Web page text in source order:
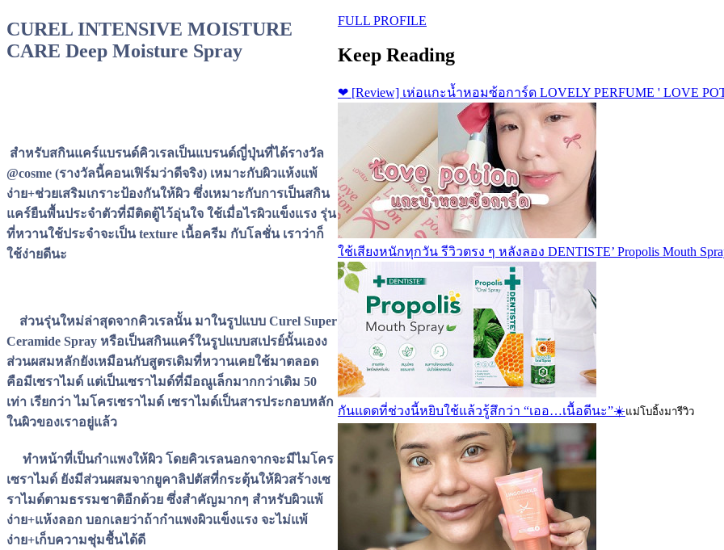
CUREL INTENSIVE MOISTURE
CARE Deep Moisture Spray
สำหรับสกินแคร์แบรนด์คิวเรลเป็นแบรนด์ญี่ปุ่นที่ได้รางวัล
@cosme (รางวัลนี้คอนเฟิร์มว่าดีจริง) เหมาะกับผิวแห้งแพ้
ง่าย+ช่วยเสริมเกราะป้องกันให้ผิว ซึ่งเหมาะกับการเป็นสกิน
แคร์ยืนพื้นประจำตัวที่มีติดตู้ไว้อุ่นใจ ใช้เมื่อไรผิวแข็งแรง รุ่น
ที่หวานใช้ประจำจะเป็น texture เนื้อครีม กับโลชั่น เราว่าก็
ใช้ง่ายดีนะ
ส่วนรุ่นใหม่ล่าสุดจากคิวเรลนั้น มาในรูปแบบ Curel Super
Ceramide Spray หรือเป็นสกินแคร์ในรูปแบบสเปรย์นั้นเองง
ส่วนผสมหลักยังเหมือนกับสูตรเดิมที่หวานเคยใช้มาตลอด
คือมีเซราไมด์ แต่เป็นเซราไมด์ที่มีอณูเล็กมากกว่าเดิม 50
เท่า เรียกว่า ไมโครเซราไมด์ เซราไมด์เป็นสารประกอบหลัก
ในผิวของเราอยู่แล้ว
ทำหน้าที่เป็นกำแพงให้ผิว โดยคิวเรลนอกจากจะมีไมโคร
เซราไมด์ ยังมีส่วนผสมจากยูคาลิปตัสที่กระตุ้นให้ผิวสร้างเซ
ราไมด์ตามธรรมชาติอีกด้วย ซึ่งสำคัญมากๆ สำหรับผิวแพ้
ง่าย+แห้งลอก บอกเลยว่าถ้ากำแพงผิวแข็งแรง จะไม่แพ้
ง่าย+เก็บความชุ่มชื้นได้ดี
FULL PROFILE
Keep Reading
❤ [Review] เห่อแกะน้ำหอมซ้อการ์ด LOVELY PERFUME ' LOVE
ใช้เสียงหนักทุกวัน รีวิวตรง ๆ หลังลอง DENTISTE’ Propolis Mouth
กันแดดที่ช่วงนี้หยิบใช้แล้วรู้สึกว่า “เออ…เนื้อดีนะ”☀️แม่โบอิ้งมารีวิว